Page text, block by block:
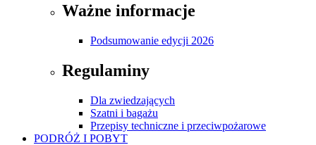
Ważne informacje
Podsumowanie edycji 2026
Regulaminy
Dla zwiedzających
Szatni i bagażu
Przepisy techniczne i przeciwpożarowe
PODRÓŻ I POBYT